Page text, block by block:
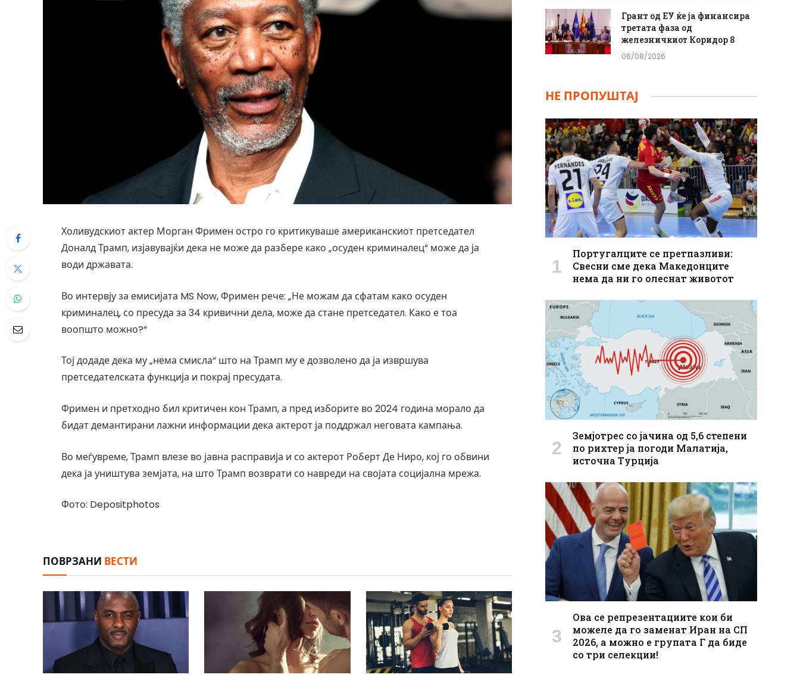
Холивудскиот актер Морган Фримен остро го критикуваше американскиот претседател
Доналд Трамп, изјавувајќи дека не може да разбере како „осуден криминалец“ може да ја
води државата.
Во интервју за емисијата MS Now, Фримен рече: „Не можам да сфатам како осуден
криминалец, со пресуда за 34 кривични дела, може да стане претседател. Како е тоа
воопшто можно?“
Тој додаде дека му „нема смисла“ што на Трамп му е дозволено да ја извршува
претседателската функција и покрај пресудата.
Фримен и претходно бил критичен кон Трамп, а пред изборите во 2024 година морало да
бидат демантирани лажни информации дека актерот ја поддржал неговата кампања.
Во меѓувреме, Трамп влезе во јавна расправија и со актерот Роберт Де Ниро, кој го обвини
дека ја уништува земјата, на што Трамп возврати со навреди на својата социјална мрежа.
Фото: Depositphotos
ПОВРЗАНИ ВЕСТИ
Грант од ЕУ ќе ја финансира
третата фаза од
железничкиот Коридор 8
06/08/2026
НЕ ПРОПУШТАЈ
Португалците се претпазливи:
Свесни сме дека Македонците
нема да ни го олеснат животот
Земјотрес со јачина од 5,6 степени
по рихтер ја погоди Малатија,
источна Турција
Ова се репрезентациите кои би
можеле да го заменат Иран на СП
2026, а можно е групата Г да биде
со три селекции!